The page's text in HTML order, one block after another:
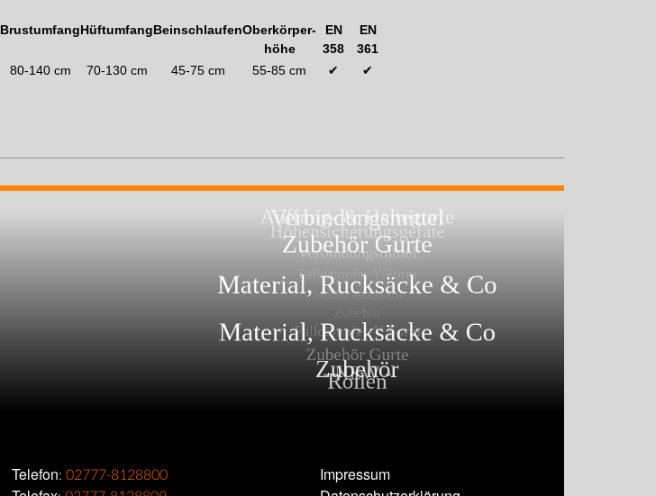
BrustumfangHüftumfangBeinschlaufenOberkörper-
höhe
EN
358
EN
361
80-140 cm 70-130 cm 45-75 cm 55-85 cm ✔ ✔
Telefon:02777-8128800
Impressum